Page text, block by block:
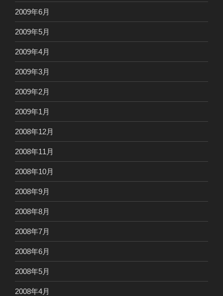
2009年6月
2009年5月
2009年4月
2009年3月
2009年2月
2009年1月
2008年12月
2008年11月
2008年10月
2008年9月
2008年8月
2008年7月
2008年6月
2008年5月
2008年4月